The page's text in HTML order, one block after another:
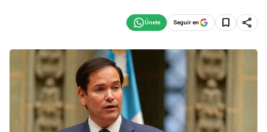
Seguir en